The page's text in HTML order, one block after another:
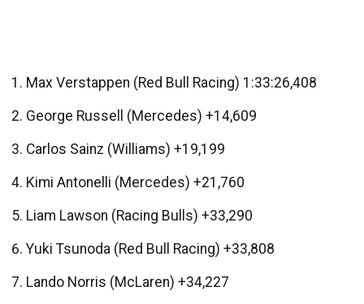
Max Verstappen (Red Bull Racing) 1:33:26,408
George Russell (Mercedes) +14,609
Carlos Sainz (Williams) +19,199
Kimi Antonelli (Mercedes) +21,760
Liam Lawson (Racing Bulls) +33,290
Yuki Tsunoda (Red Bull Racing) +33,808
Lando Norris (McLaren) +34,227